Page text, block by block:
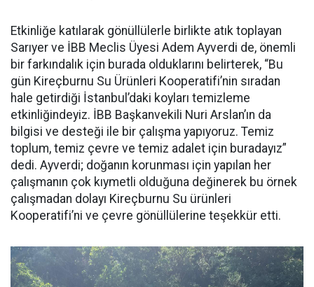
Etkinliğe katılarak gönüllülerle birlikte atık toplayan
Sarıyer ve İBB Meclis Üyesi Adem Ayverdi de, önemli
bir farkındalık için burada olduklarını belirterek, “Bu
gün Kireçburnu Su Ürünleri Kooperatifi’nin sıradan
hale getirdiği İstanbul’daki koyları temizleme
etkinliğindeyiz. İBB Başkanvekili Nuri Arslan’ın da
bilgisi ve desteği ile bir çalışma yapıyoruz. Temiz
toplum, temiz çevre ve temiz adalet için buradayız”
dedi. Ayverdi; doğanın korunması için yapılan her
çalışmanın çok kıymetli olduğuna değinerek bu örnek
çalışmadan dolayı Kireçburnu Su ürünleri
Kooperatifi’ni ve çevre gönüllülerine teşekkür etti.